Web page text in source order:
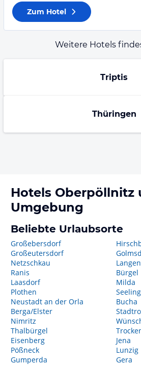
Zum Hotel
Weitere Hotels
Triptis
Thüringen
Hotels Oberpöllnitz
Umgebung
Beliebte Urlaubsorte
Großebersdorf
Großeutersdorf
Netzschkau
Ranis
Laasdorf
Plothen
Neustadt an der Orla
Berga/Elster
Nimritz
Thalbürgel
Eisenberg
Pößneck
Gumperda
Bürgel
Milda
Bucha
Jena
Lunzig
Gera